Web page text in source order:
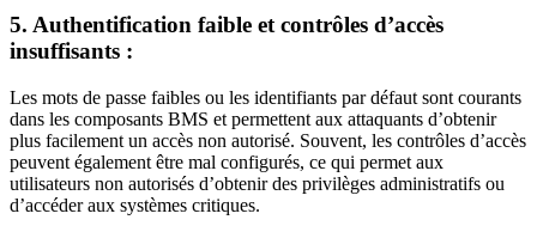
5. Authentification faible et contrôles d’accès
insuffisants :
Les mots de passe faibles ou les identifiants par défaut sont courants
dans les composants BMS et permettent aux attaquants d’obtenir
plus facilement un accès non autorisé. Souvent, les contrôles d’accès
peuvent également être mal configurés, ce qui permet aux
utilisateurs non autorisés d’obtenir des privilèges administratifs ou
d’accéder aux systèmes critiques.